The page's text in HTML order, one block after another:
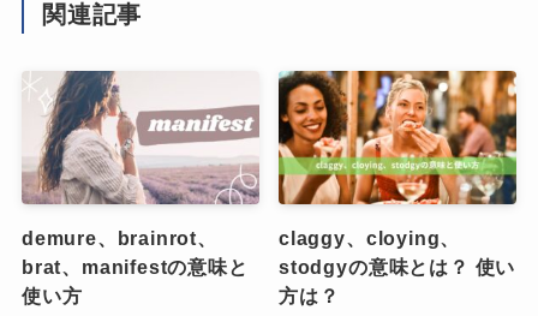
関連記事
demure、brainrot、
brat、manifestの意味と
使い方
claggy、cloying、
stodgyの意味とは？ 使い
方は？